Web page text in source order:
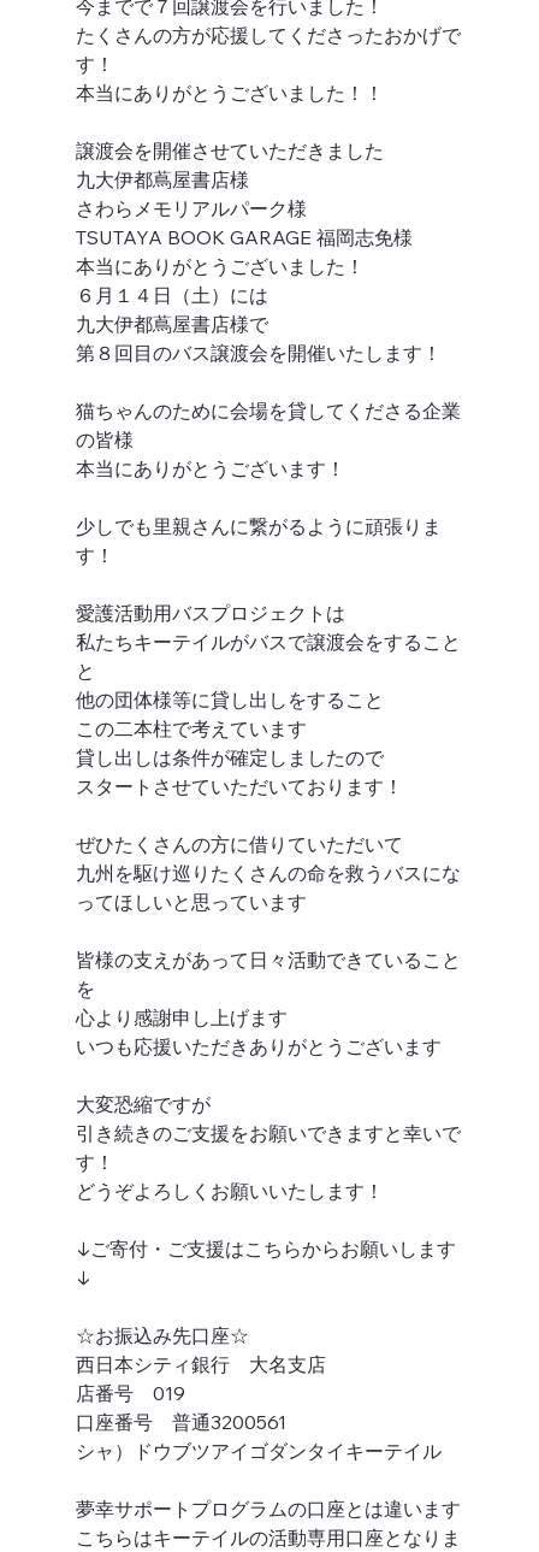
今までで７回譲渡会を行いました！
たくさんの方が応援してくださったおかげで
す！
本当にありがとうございました！！
譲渡会を開催させていただきました
九大伊都蔦屋書店様
さわらメモリアルパーク様
TSUTAYA BOOK GARAGE 福岡志免様
本当にありがとうございました！
６月１４日（土）には
九大伊都蔦屋書店様で
第８回目のバス譲渡会を開催いたします！
猫ちゃんのために会場を貸してくださる企業
の皆様
本当にありがとうございます！
少しでも里親さんに繋がるように頑張りま
す！
愛護活動用バスプロジェクトは
私たちキーテイルがバスで譲渡会をすること
と
他の団体様等に貸し出しをすること
この二本柱で考えています
貸し出しは条件が確定しましたので
スタートさせていただいております！
ぜひたくさんの方に借りていただいて
九州を駆け巡りたくさんの命を救うバスにな
ってほしいと思っています
皆様の支えがあって日々活動できていること
を
心より感謝申し上げます
いつも応援いただきありがとうございます
大変恐縮ですが
引き続きのご支援をお願いできますと幸いで
す！
どうぞよろしくお願いいたします！
↓ご寄付・ご支援はこちらからお願いします
↓
☆お振込み先口座☆
西日本シティ銀行　大名支店
店番号　019
口座番号　普通3200561
シャ）ドウブツアイゴダンタイキーテイル
夢幸サポートプログラムの口座とは違います
こちらはキーテイルの活動専用口座となりま